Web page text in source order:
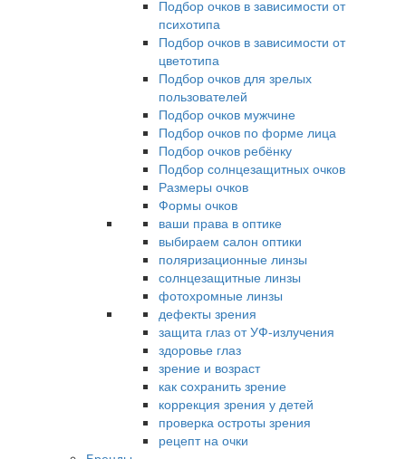
Подбор очков в зависимости от
психотипа
Подбор очков в зависимости от
цветотипа
Подбор очков для зрелых
пользователей
Подбор очков мужчине
Подбор очков по форме лица
Подбор очков ребёнку
Подбор солнцезащитных очков
Размеры очков
Формы очков
ваши права в оптике
выбираем салон оптики
поляризационные линзы
солнцезащитные линзы
фотохромные линзы
дефекты зрения
защита глаз от УФ-излучения
здоровье глаз
зрение и возраст
как сохранить зрение
коррекция зрения у детей
проверка остроты зрения
рецепт на очки